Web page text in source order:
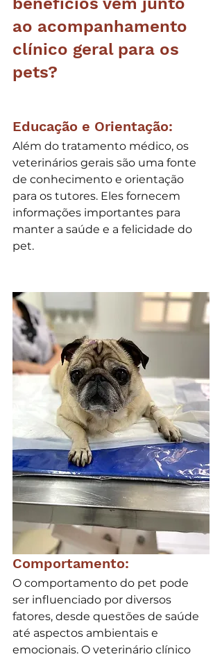
ao acompanhamento
clínico geral para os
pets?
Educação e Orientação:
Além do tratamento médico, os
veterinários gerais são uma fonte
de conhecimento e orientação
para os tutores. Eles fornecem
informações importantes para
manter a saúde e a felicidade do
pet.
Comportamento:
O comportamento do pet pode
ser influenciado por diversos
fatores, desde questões de saúde
até aspectos ambientais e
emocionais. O veterinário clínico